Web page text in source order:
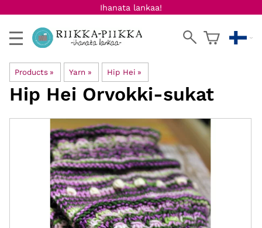
Ihanata lankaa!
Products ‪» Yarn ‪» Hip Hei ‪»
Hip Hei Orvokki-sukat